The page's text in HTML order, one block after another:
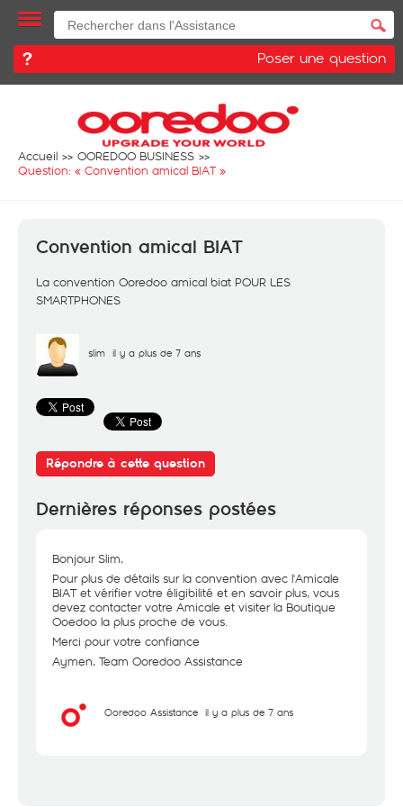
Poser une question
Accueil
OOREDOO BUSINESS
Question: « Convention amical BIAT»
Convention amical BIAT
La convention Ooredoo amical biat POUR LES
SMARTPHONES
slim il y a plus de 7 ans
Répondre à cette question
Dernières réponses postées
Bonjour Slim,
Pour plus de détails sur la convention avec l'Amicale
BIAT et vérifier votre éligibilité et en savoir plus, vous
devez contacter votre Amicale et visiter la Boutique
Ooedoo la plus proche de vous.
Merci pour votre confiance
Aymen, Team Ooredoo Assistance
Ooredoo Assistance il y a plus de 7 ans